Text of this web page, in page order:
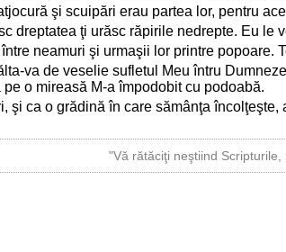
şi scuipări erau partea lor, pentru
dreptatea ţi urăsc răpirile nedrepte. Eu
neamuri şi urmaşii lor printre
va de veselie sufletul Meu întru
o mireasă M-a împodobit cu podoabă.
şi ca o grădină în care sămânţa
"Vă rătăciţi neştiind